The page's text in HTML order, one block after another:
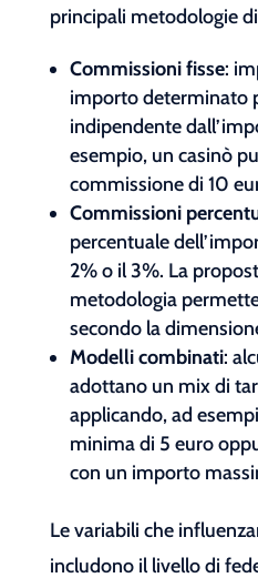
principali metodologie
Commissioni fisse:
importo determinato
indipendente
esempio, un casinò
commissione di 10
Commissioni
percentuale
2% o il 3%. La
metodologia
secondo la
Modelli combinati:
adottano un mix di
applicando, ad
minima di 5 euro
con un importo
Le variabili che
includono il livello di